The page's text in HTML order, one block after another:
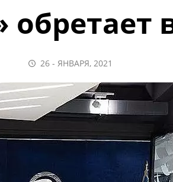
обретает
26 - ЯНВАРЯ, 2021